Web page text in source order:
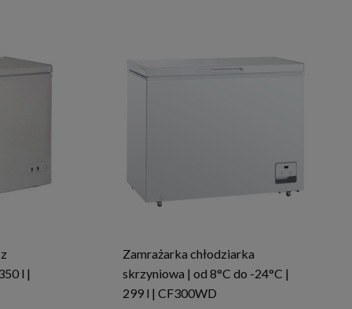
l |
Zamrażarka chłodziarka
skrzyniowa | od 8°C do -24°C |
299 l | CF300WD